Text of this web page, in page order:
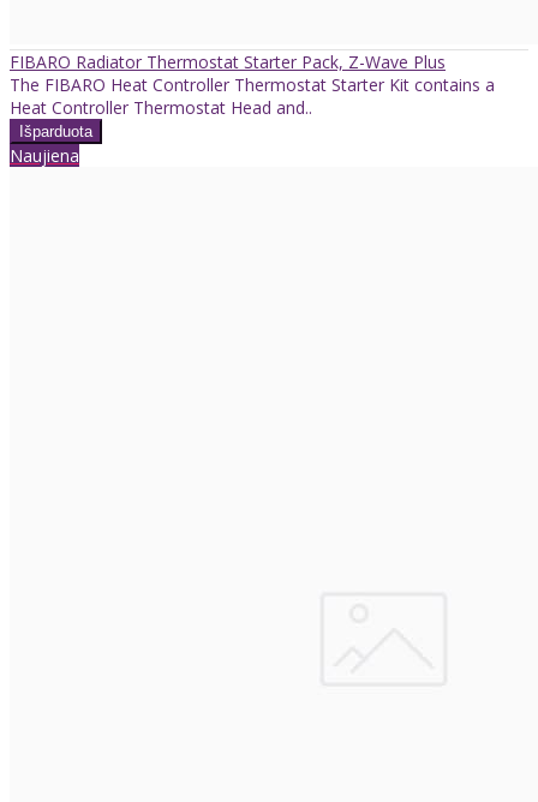
FIBARO Radiator Thermostat Starter Pack, Z-Wave Plus
The FIBARO Heat Controller Thermostat Starter Kit contains a
Heat Controller Thermostat Head and..
Naujiena